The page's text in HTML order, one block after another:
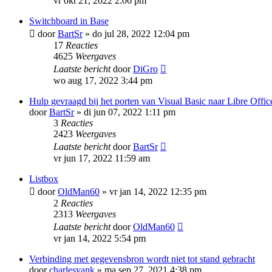
Switchboard in Base
doorBartSr» do jul 28, 2022 12:04 pm
17 Reacties
4625 Weergaves
Laatste berichtdoorDiGro
wo aug 17, 2022 3:44 pm
Hulp gevraagd bij het porten van Visual Basic naar Libre
doorBartSr» di jun 07, 2022 1:11 pm
3 Reacties
2423 Weergaves
Laatste berichtdoorBartSr
vr jun 17, 2022 11:59 am
Listbox
doorOldMan60 » vr jan 14, 2022 12:35 pm
2 Reacties
2313 Weergaves
Laatste berichtdoorOldMan60
vr jan 14, 2022 5:54 pm
Verbinding met gegevensbron wordt niet tot stand gebracht
doorcharlesvank » ma sep 27, 2021 4:38 pm